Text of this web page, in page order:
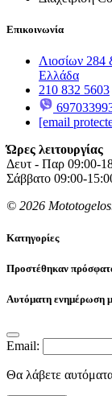
Επικοινωνία
Λιοσίων 284
Ελλάδα
210 832 5603
[email
Ώρες λειτουργίας
Δευτ - Παρ 09:00-
Σάββατο 09:00-
© 2026
Κατηγορίες
Προστέθηκαν
Αυτόματη ενημέρωση
Email:
Θα λάβετε